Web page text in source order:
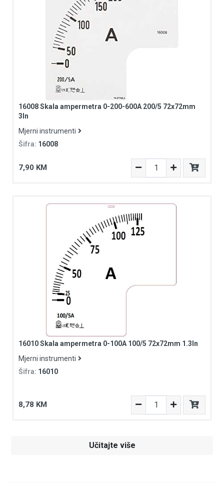
16008 Skala ampermetra 0-200-600A 200/5 72x72mm
3In
Mjerni instrumenti
Šifra: 16008
7,90 KM
16010 Skala ampermetra 0-100A 100/5 72x72mm 1.3In
Mjerni instrumenti
Šifra: 16010
8,78 KM
Učitajte više